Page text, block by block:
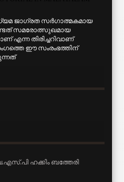
ജാഗ്രത സര്‍ഗാത്മകമായ
സമരോത്സുഖമായ
എന്ന തിരിച്ചറിവാണ്
ഈ സംരംഭത്തിന്
ഹക്കിം ബത്തേരി